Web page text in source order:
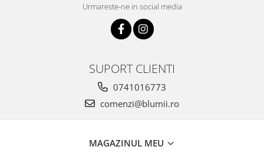
Urmareste-ne in social media
SUPORT CLIENTI
0741016773
comenzi@blumii.ro
MAGAZINUL MEU